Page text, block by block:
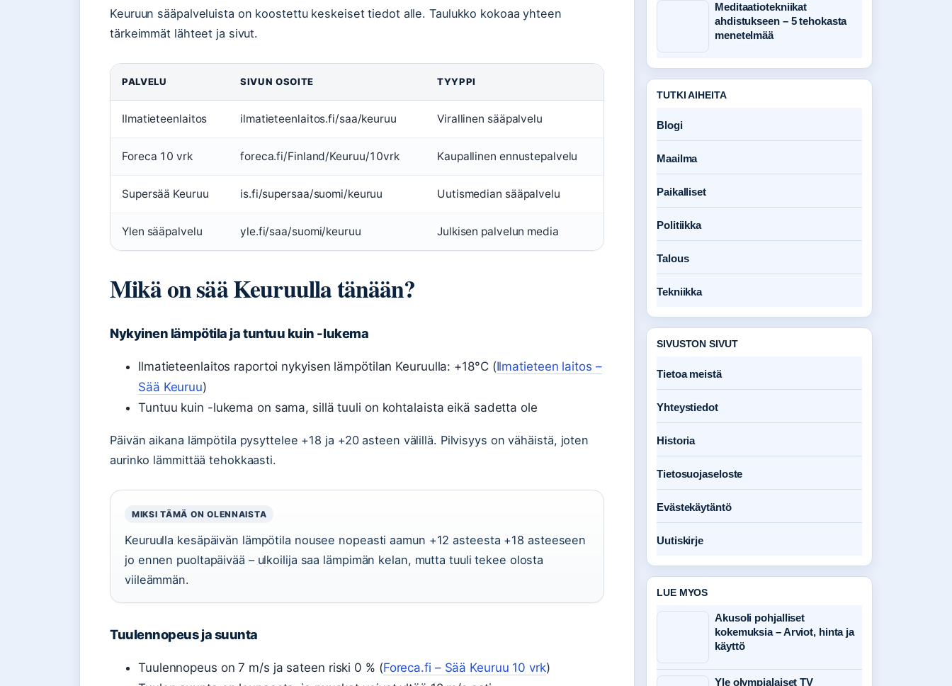
Keuruun sääpalveluista on koostettu keskeiset tiedot alle. Taulukko kokoaa yhteen
tärkeimmät lähteet ja sivut.
PALVELU SIVUN OSOITE TYYPPI
Ilmatieteenlaitos ilmatieteenlaitos.fi/saa/keuruu Virallinen sääpalvelu
Foreca 10 vrk foreca.fi/Finland/Keuruu/10vrk Kaupallinen ennustepalvelu
Supersää Keuruu is.fi/supersaa/suomi/keuruu Uutismedian sääpalvelu
Ylen sääpalvelu yle.fi/saa/suomi/keuruu Julkisen palvelun media
Mikä on sää Keuruulla tänään?
Nykyinen lämpötila ja tuntuu kuin -lukema
Ilmatieteenlaitos raportoi nykyisen lämpötilan Keuruulla: +18°C (Ilmatieteen laitos –
Sää Keuruu)
Tuntuu kuin -lukema on sama, sillä tuuli on kohtalaista eikä sadetta ole
Päivän aikana lämpötila pysyttelee +18 ja +20 asteen välillä. Pilvisyys on vähäistä, joten
aurinko lämmittää tehokkaasti.
MIKSI TÄMÄ ON OLENNAISTA
Keuruulla kesäpäivän lämpötila nousee nopeasti aamun +12 asteesta +18 asteeseen
jo ennen puoltapäivää – ulkoilija saa lämpimän kelan, mutta tuuli tekee olosta
viileämmän.
Tuulennopeus ja suunta
Tuulennopeus on 7 m/s ja sateen riski 0 % (Foreca.fi – Sää Keuruu 10 vrk)
Meditaatiotekniikat
ahdistukseen – 5 tehokasta
menetelmää
TUTKI AIHEITA
Blogi
Maailma
Paikalliset
Politiikka
Talous
Tekniikka
SIVUSTON SIVUT
Tietoa meistä
Yhteystiedot
Historia
Tietosuojaseloste
Evästekäytäntö
Uutiskirje
LUE MYOS
Akusoli pohjalliset
kokemuksia – Arviot, hinta ja
käyttö
Yle olympialaiset TV